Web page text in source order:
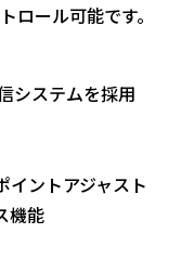
ロール可能です。
システムを採用
ントアジャスト
機能